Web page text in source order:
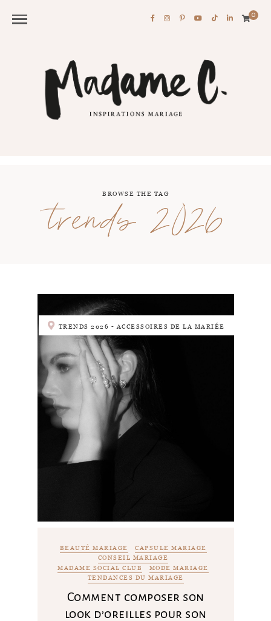
0
BROWSE THE TAG
trends 2026
TRENDS 2026 - ACCESSOIRES DE LA MARIÉE
BEAUTÉ MARIAGE
CAPSULE MARIAGE
CONSEIL MARIAGE
MADAME SOCIAL CLUB
MODE MARIAGE
TENDANCES DU MARIAGE
Comment composer son
look d’oreilles pour son